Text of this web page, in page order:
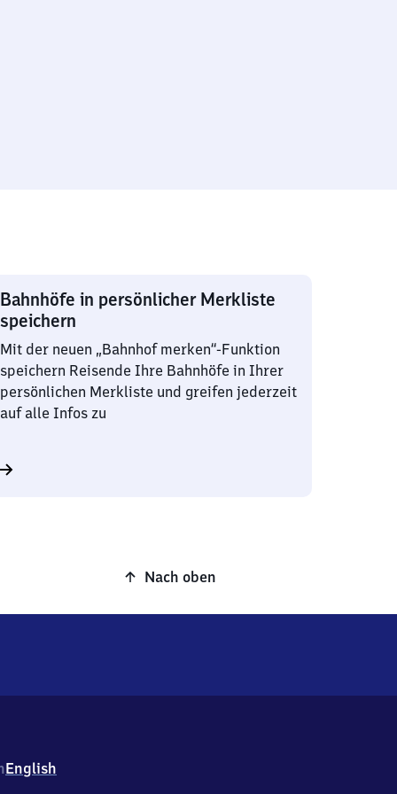
Bahnhöfe in persönlicher Merkliste
speichern
Mit der neuen „Bahnhof merken“-Funktion
speichern Reisende Ihre Bahnhöfe in Ihrer
persönlichen Merkliste und greifen jederzeit
auf alle Infos zu
Nach oben
English